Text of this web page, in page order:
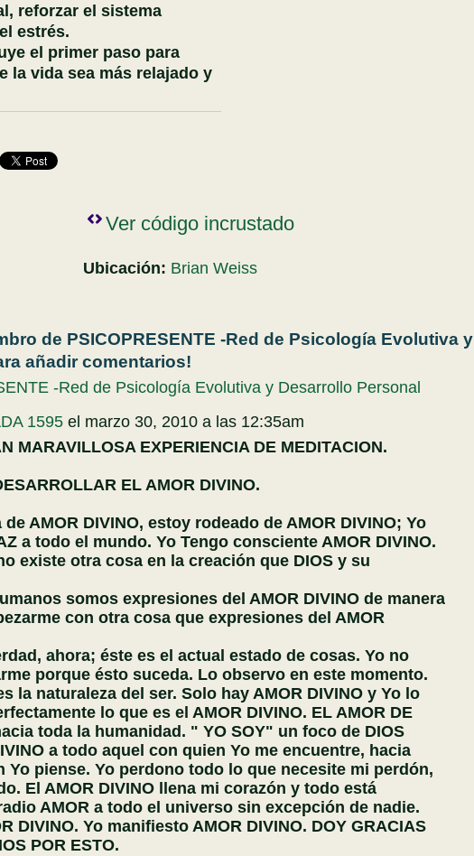
reforzar el sistema
estrés.
el primer paso para
la vida sea más relajado y
Ver código incrustado
Ubicación: Brian Weiss
de PSICOPRESENTE -Red de Psicología Evolutiva y
añadir comentarios!
-Red de Psicología Evolutiva y Desarrollo Personal
1595 el marzo 30, 2010 a las 12:35am
MARAVILLOSA EXPERIENCIA DE MEDITACION.
EL AMOR DIVINO.
AMOR DIVINO, estoy rodeado de AMOR DIVINO; Yo
a todo el mundo. Yo Tengo consciente AMOR DIVINO.
existe otra cosa en la creación que DIOS y su
somos expresiones del AMOR DIVINO de manera
con otra cosa que expresiones del AMOR
ahora; éste es el actual estado de cosas. Yo no
porque ésto suceda. Lo observo en este momento.
la naturaleza del ser. Solo hay AMOR DIVINO y Yo lo
lo que es el AMOR DIVINO. EL AMOR DE
toda la humanidad. " YO SOY" un foco de DIOS
a todo aquel con quien Yo me encuentre, hacia
Yo piense. Yo perdono todo lo que necesite mi perdón,
El AMOR DIVINO llena mi corazón y todo está
AMOR a todo el universo sin excepción de nadie.
DIVINO. Yo manifiesto AMOR DIVINO. DOY GRACIAS
POR ESTO.